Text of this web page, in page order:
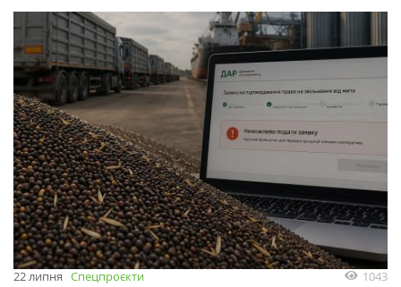
22 липня Спецпроєкти 1043